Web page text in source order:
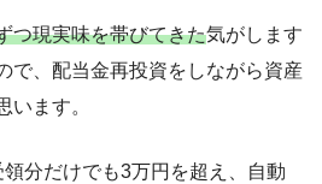
つ現実味を帯びてきた気がします
で、配当金再投資をしながら資産
います。
分だけでも3万円を超え、自動